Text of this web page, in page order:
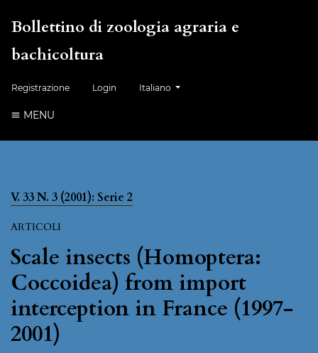
Bollettino di zoologia agraria e
bachicoltura
Registrazione Login Cambia la lingua. La lingua corrente è:
Italiano
MENU
V. 33 N. 3 (2001): Serie 2
ARTICOLI
Scale insects (Homoptera:
Coccoidea) from import
interception in France (1997-
2001)